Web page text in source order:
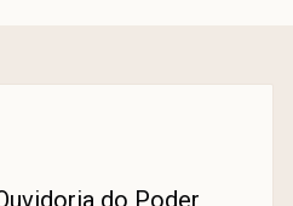
do Poder